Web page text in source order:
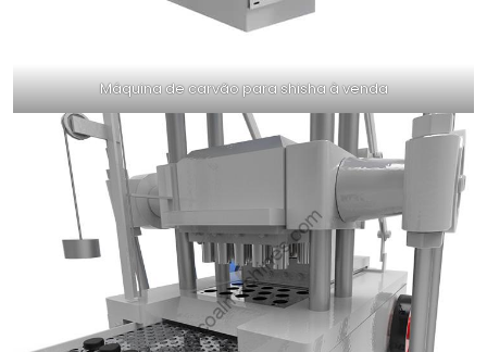
Máquina de carvão para shisha à venda